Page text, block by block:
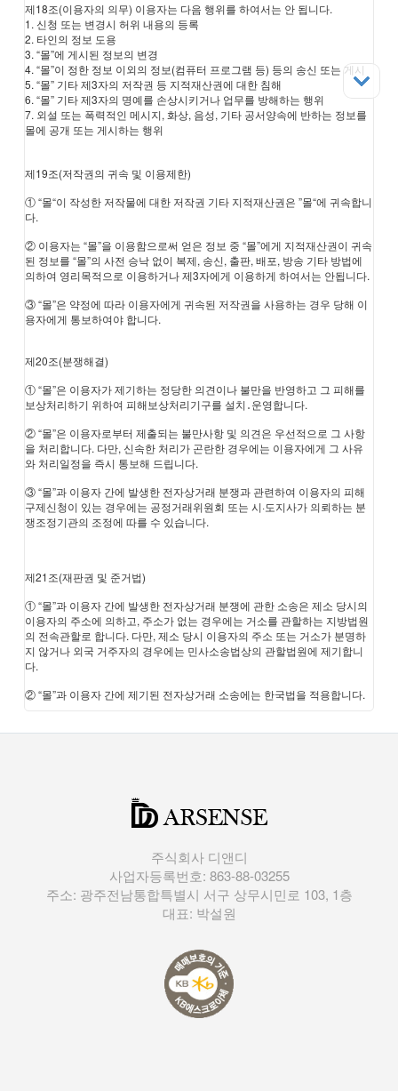
제18조(이용자의 의무) 이용자는 다음 행위를 하여서는 안 됩니다.
1. 신청 또는 변경시 허위 내용의 등록
2. 타인의 정보 도용
3. “몰”에 게시된 정보의 변경
4. “몰”이 정한 정보 이외의 정보(컴퓨터 프로그램 등) 등의 송신 또는 게시
5. “몰” 기타 제3자의 저작권 등 지적재산권에 대한 침해
6. “몰” 기타 제3자의 명예를 손상시키거나 업무를 방해하는 행위
7. 외설 또는 폭력적인 메시지, 화상, 음성, 기타 공서양속에 반하는 정보를
몰에 공개 또는 게시하는 행위
제19조(저작권의 귀속 및 이용제한)
① “몰“이 작성한 저작물에 대한 저작권 기타 지적재산권은 ”몰“에 귀속합니
다.
② 이용자는 “몰”을 이용함으로써 얻은 정보 중 “몰”에게 지적재산권이 귀속
된 정보를 “몰”의 사전 승낙 없이 복제, 송신, 출판, 배포, 방송 기타 방법에
의하여 영리목적으로 이용하거나 제3자에게 이용하게 하여서는 안됩니다.
③ “몰”은 약정에 따라 이용자에게 귀속된 저작권을 사용하는 경우 당해 이
용자에게 통보하여야 합니다.
제20조(분쟁해결)
① “몰”은 이용자가 제기하는 정당한 의견이나 불만을 반영하고 그 피해를
보상처리하기 위하여 피해보상처리기구를 설치․운영합니다.
② “몰”은 이용자로부터 제출되는 불만사항 및 의견은 우선적으로 그 사항
을 처리합니다. 다만, 신속한 처리가 곤란한 경우에는 이용자에게 그 사유
와 처리일정을 즉시 통보해 드립니다.
③ “몰”과 이용자 간에 발생한 전자상거래 분쟁과 관련하여 이용자의 피해
구제신청이 있는 경우에는 공정거래위원회 또는 시·도지사가 의뢰하는 분
쟁조정기관의 조정에 따를 수 있습니다.
제21조(재판권 및 준거법)
① “몰”과 이용자 간에 발생한 전자상거래 분쟁에 관한 소송은 제소 당시의
이용자의 주소에 의하고, 주소가 없는 경우에는 거소를 관할하는 지방법원
의 전속관할로 합니다. 다만, 제소 당시 이용자의 주소 또는 거소가 분명하
지 않거나 외국 거주자의 경우에는 민사소송법상의 관할법원에 제기합니
다.
② “몰”과 이용자 간에 제기된 전자상거래 소송에는 한국법을 적용합니다.
주식회사 디앤디
사업자등록번호: 863-88-03255
주소: 광주전남통합특별시 서구 상무시민로 103, 1층
대표: 박설원